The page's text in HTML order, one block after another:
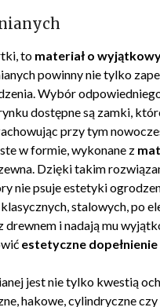
to materiał o
powinny nie tylko
Wybór
dostępne są zamki,
przy tym
w formie, wykonane z
Dzięki takim
nie psuje estetyki
stalowych, po
i nadają mu
estetyczne
jest nie tylko kwestią
hakowe, cylindryczne